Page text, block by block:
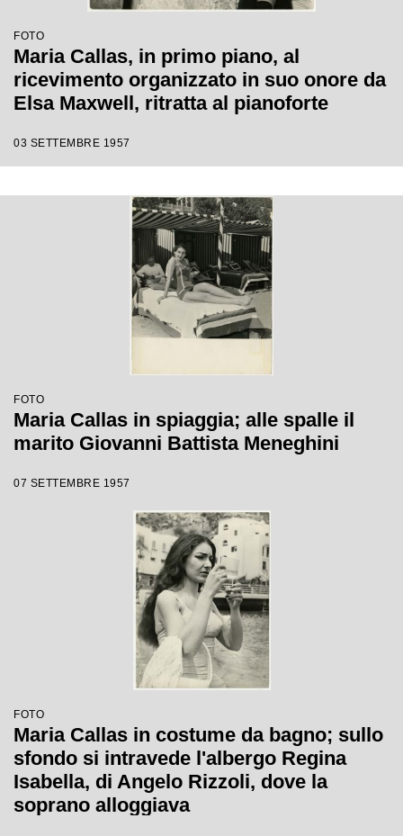
FOTO
Maria Callas, in primo piano, al
ricevimento organizzato in suo onore da
Elsa Maxwell, ritratta al pianoforte
03 SETTEMBRE 1957
FOTO
Maria Callas in spiaggia; alle spalle il
marito Giovanni Battista Meneghini
07 SETTEMBRE 1957
FOTO
Maria Callas in costume da bagno; sullo
sfondo si intravede l'albergo Regina
Isabella, di Angelo Rizzoli, dove la
soprano alloggiava